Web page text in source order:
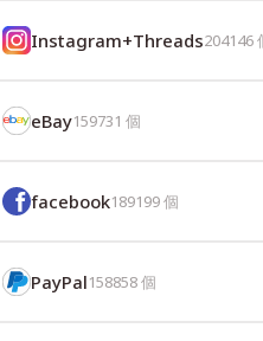
Instagram+Threads204146
eBay159731 個
facebook189199個
PayPal158858個